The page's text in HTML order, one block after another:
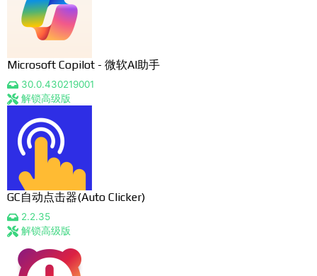
​​Microsoft Copilot - 微软AI助手
30.0.430219001
解锁高级版
GC自动点击器(Auto Clicker)
2.2.35
解锁高级版